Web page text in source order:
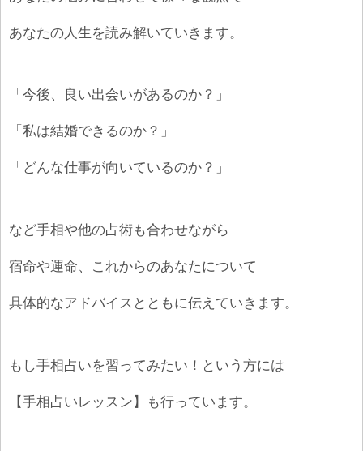
あなたの人生を読み解いていきます。
「今後、良い出会いがあるのか？」
「私は結婚できるのか？」
「どんな仕事が向いているのか？」
など手相や他の占術も合わせながら
宿命や運命、これからのあなたについて
具体的なアドバイスとともに伝えていきます。
もし手相占いを習ってみたい！という方には
【手相占いレッスン】も行っています。